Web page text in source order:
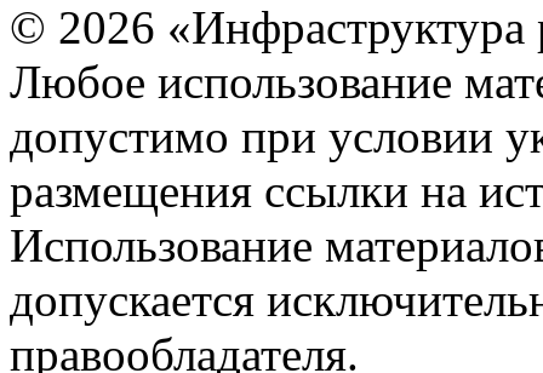
© 2026 «Инфраструктура
Любое использование
допустимо при условии
размещения ссылки на
Использование
допускается
правообладателя.